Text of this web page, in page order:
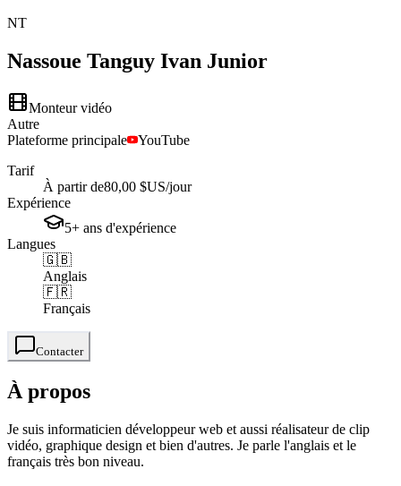
NT
Nassoue Tanguy Ivan Junior
Monteur vidéo
Autre
Plateforme principale
YouTube
Tarif
À partir de80,00 $US/jour
Expérience
5+ ans d'expérience
Langues
🇬🇧
Anglais
🇫🇷
Français
Contacter
À propos
Je suis informaticien développeur web et aussi réalisateur de clip
vidéo, graphique design et bien d'autres. Je parle l'anglais et le
français très bon niveau.